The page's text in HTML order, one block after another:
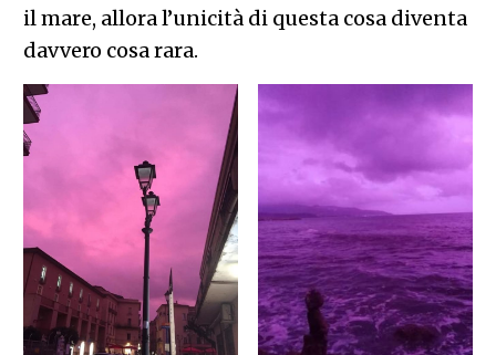
il mare, allora l’unicità di questa cosa diventa
davvero cosa rara.